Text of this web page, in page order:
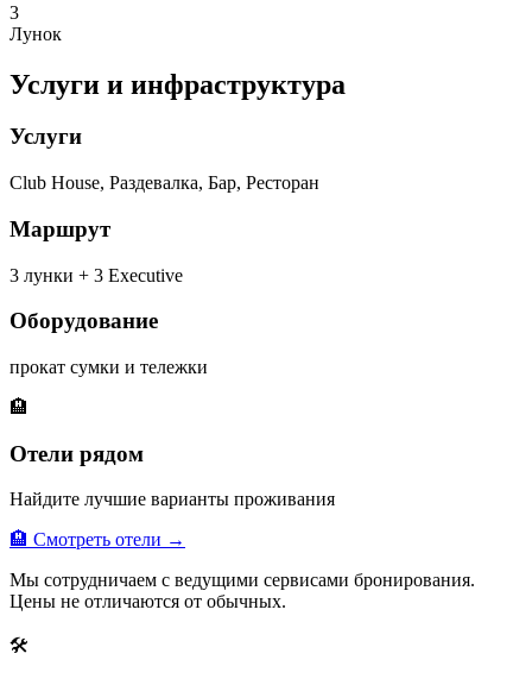
3
Лунок
Услуги и инфраструктура
Услуги
Club House, Раздевалка, Бар, Ресторан
Маршрут
3 лунки + 3 Executive
Оборудование
прокат сумки и тележки
🏨
Отели рядом
Найдите лучшие варианты проживания
🏨 Смотреть отели →
Мы сотрудничаем с ведущими сервисами бронирования.
Цены не отличаются от обычных.
🛠